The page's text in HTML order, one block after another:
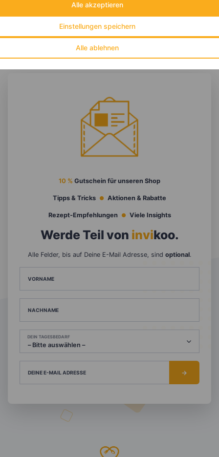
Alle ablehnen
Einstellungen speichern
Alle akzeptieren
10 % Gutschein für unseren Shop
Tipps & Tricks Aktionen & Rabatte
Rezept-Empfehlungen Viele Insights
Werde Teil von invikoo.
Alle Felder, bis auf Deine E-Mail Adresse, sind optional.
VORNAME
NACHNAME
DEIN TAGESBEDARF
DEINE E-MAIL ADRESSE